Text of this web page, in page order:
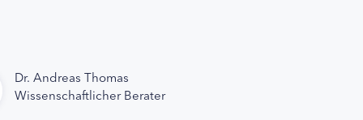
Dr. Andreas Thomas
Wissenschaftlicher Berater